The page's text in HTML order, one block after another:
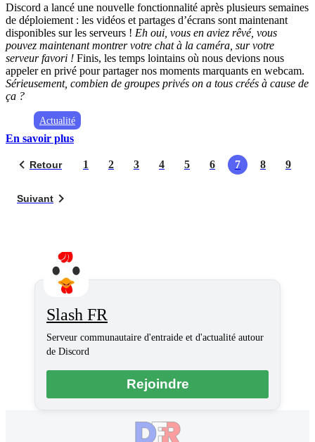
Discord a lancé une nouvelle fonctionnalité après plusieurs semaines
de déploiement : les vidéos et partages d’écrans sont maintenant
disponibles sur les serveurs ! Eh oui, vous en aviez rêvé, vous
pouvez maintenant montrer votre chat à la caméra, sur votre
serveur favori ! Finis, les temps lointains où nous devions nous
appeler en privé pour partager nos moments marquants en webcam.
Sérieusement, combien de groupes privés on a tous créés à cause de
ça ?
Actualité
En savoir plus
Retour 1 2 3 4 5 6 7 8 9
Suivant
Slash FR
Serveur communautaire d'entraide et d'actualité autour
de Discord
Rejoindre